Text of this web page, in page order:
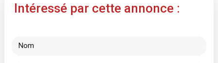
Intéressé par cette annonce :